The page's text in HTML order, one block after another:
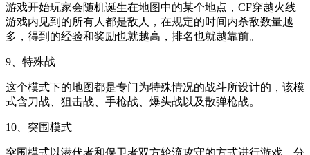
游戏开始玩家会随机诞生在地图中的某个地点，CF穿越火线
游戏内见到的所有人都是敌人，在规定的时间内杀敌数量越
多，得到的经验和奖励也就越高，排名也就越靠前。
9、特殊战
这个模式下的地图都是专门为特殊情况的战斗所设计的，该模
式含刀战、狙击战、手枪战、爆头战以及散弹枪战。
10、突围模式
突围模式以潜伏者和保卫者双方轮流攻守的方式进行游戏，分